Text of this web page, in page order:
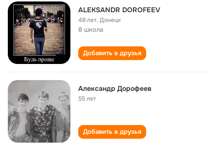
ALEKSANDR DOROFEEV
48 лет,Донецк
8 школа
Добавить в друзья
Александр Дорофеев
55 лет
Добавить в друзья